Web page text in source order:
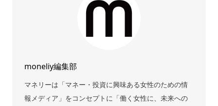
moneliy編集部
マネリーは「マネー・投資に興味ある女性のための情
報メディア」をコンセプトに「働く女性に、未来への